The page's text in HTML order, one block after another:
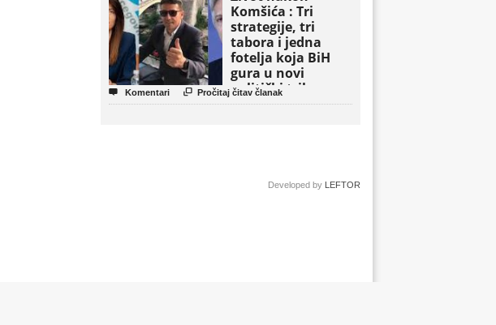
Komšića : Tri
strategije, tri
tabora i jedna
fotelja koja BiH
gura u novi
politički triler
 Komentari  Pročitaj čitav članak
Developed by LEFTOR